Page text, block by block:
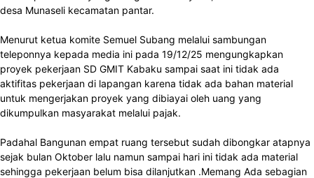
desa Munaseli kecamatan pantar.
Menurut ketua komite Semuel Subang melalui sambungan
teleponnya kepada media ini pada 19/12/25 mengungkapkan
proyek pekerjaan SD GMIT Kabaku sampai saat ini tidak ada
aktifitas pekerjaan di lapangan karena tidak ada bahan material
untuk mengerjakan proyek yang dibiayai oleh uang yang
dikumpulkan masyarakat melalui pajak.
Padahal Bangunan empat ruang tersebut sudah dibongkar atapnya
sejak bulan Oktober lalu namun sampai hari ini tidak ada material
sehingga pekerjaan belum bisa dilanjutkan .Memang Ada sebagian